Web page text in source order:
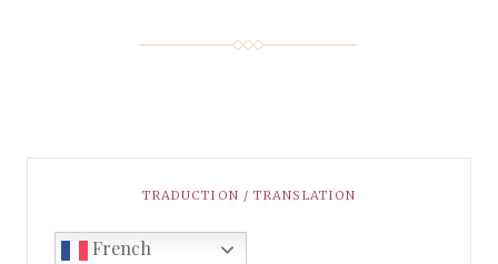
TRADUCTION / TRANSLATION
French